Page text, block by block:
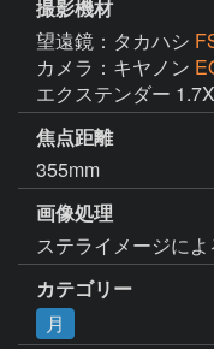
撮影機材
望遠鏡：タカハシ
カメラ：キヤノン
エクステンダー
焦点距離
355mm
画像処理
ステライメージに
カテゴリー
月